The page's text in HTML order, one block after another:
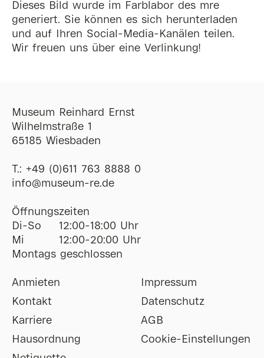
Dieses Bild wurde im Farblabor des mre
generiert. Sie können es sich herunterladen
und auf Ihren Social-Media-Kanälen teilen.
Wir freuen uns über eine Verlinkung!
Museum Reinhard Ernst
Wilhelmstraße 1
65185 Wiesbaden
T.: +49 (0)611 763 8888 0
ofni@museum-re de
Öffnungszeiten
Di-So
12:00-18:00 Uhr
Mi
12:00-20:00 Uhr
Montags geschlossen
Anmieten
Kontakt
Karriere
Hausordnung
Impressum
Datenschutz
AGB
Cookie-Einstellungen